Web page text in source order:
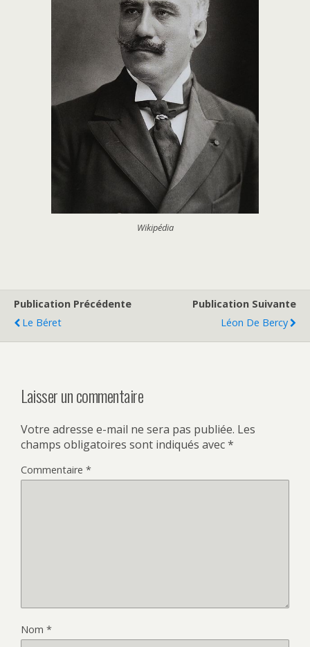
Wikipédia
Publication Précédente
Le Béret
Publication Suivante
Léon De Bercy
Laisser un commentaire
Votre adresse e-mail ne sera pas publiée. Les
champs obligatoires sont indiqués avec*
Commentaire *
Nom *